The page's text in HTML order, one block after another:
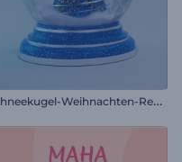
S
chneekugel-Weihnachten-Reveal